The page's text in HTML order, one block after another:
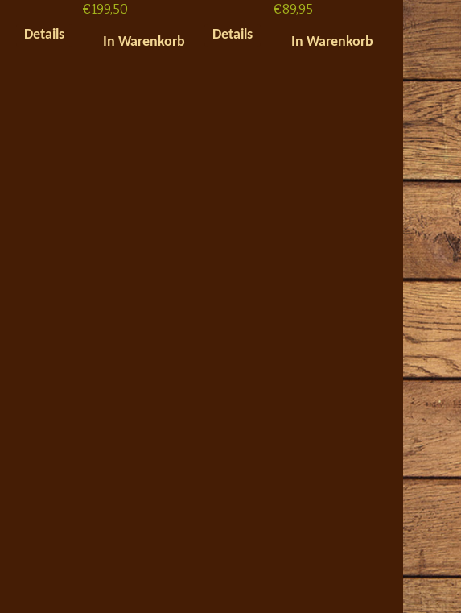
€199,50
Details
In Warenkorb
€89,95
Details
In Warenkorb